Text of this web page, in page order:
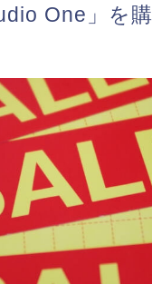
One」を